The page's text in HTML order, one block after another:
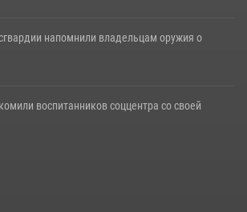
напомнили владельцам оружия о
воспитанников соццентра со своей